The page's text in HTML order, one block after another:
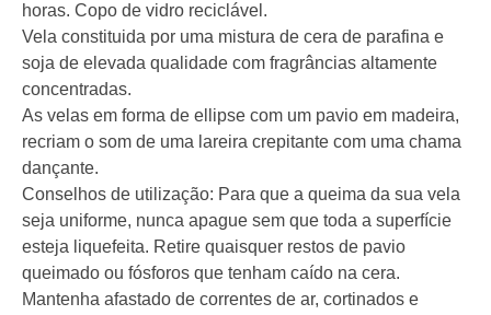
horas. Copo de vidro reciclável.
Vela constituida por uma mistura de cera de parafina e
soja de elevada qualidade com fragrâncias altamente
concentradas.
As velas em forma de ellipse com um pavio em madeira,
recriam o som de uma lareira crepitante com uma chama
dançante.
Conselhos de utilização: Para que a queima da sua vela
seja uniforme, nunca apague sem que toda a superfície
esteja liquefeita. Retire quaisquer restos de pavio
queimado ou fósforos que tenham caído na cera.
Mantenha afastado de correntes de ar, cortinados e